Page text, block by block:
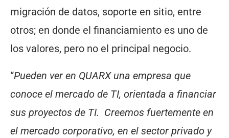
migración de datos, soporte en sitio, entre
otros; en donde el financiamiento es uno de
los valores, pero no el principal negocio.
“Pueden ver en QUARX una empresa que
conoce el mercado de TI, orientada a financiar
sus proyectos de TI. Creemos fuertemente en
el mercado corporativo, en el sector privado y